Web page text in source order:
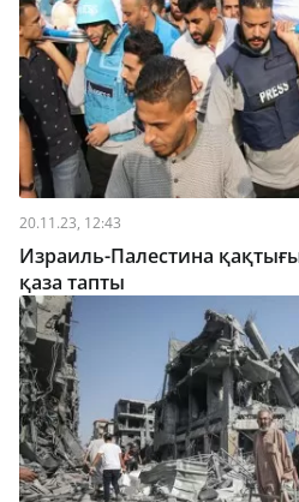
20.11.23, 12:43
Израиль-Палестина
қаза тапты